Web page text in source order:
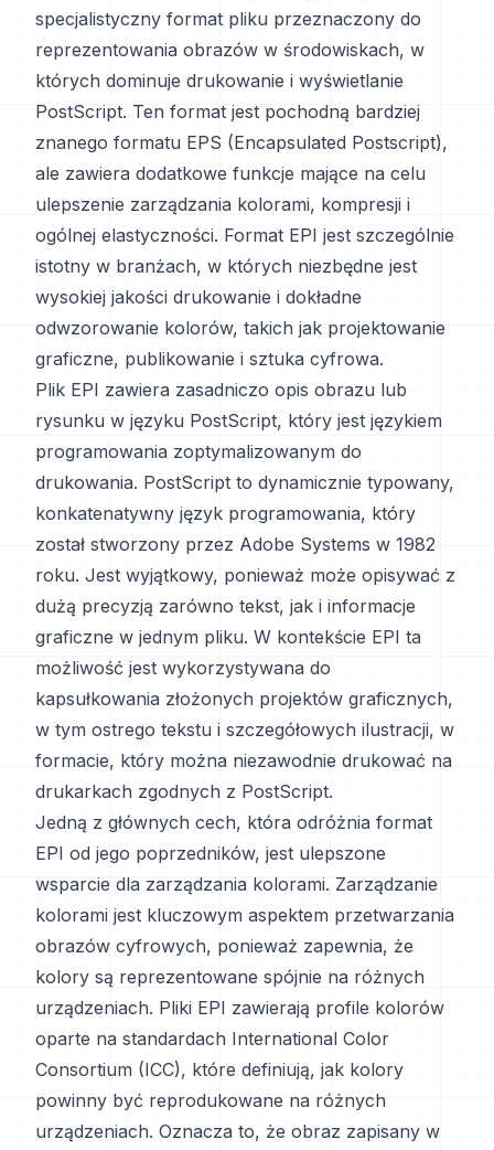
specjalistyczny format pliku przeznaczony do
reprezentowania obrazów w środowiskach, w
których dominuje drukowanie i wyświetlanie
PostScript. Ten format jest pochodną bardziej
znanego formatu EPS (Encapsulated Postscript),
ale zawiera dodatkowe funkcje mające na celu
ulepszenie zarządzania kolorami, kompresji i
ogólnej elastyczności. Format EPI jest szczególnie
istotny w branżach, w których niezbędne jest
wysokiej jakości drukowanie i dokładne
odwzorowanie kolorów, takich jak projektowanie
graficzne, publikowanie i sztuka cyfrowa.
Plik EPI zawiera zasadniczo opis obrazu lub
rysunku w języku PostScript, który jest językiem
programowania zoptymalizowanym do
drukowania. PostScript to dynamicznie typowany,
konkatenatywny język programowania, który
został stworzony przez Adobe Systems w 1982
roku. Jest wyjątkowy, ponieważ może opisywać z
dużą precyzją zarówno tekst, jak i informacje
graficzne w jednym pliku. W kontekście EPI ta
możliwość jest wykorzystywana do
kapsułkowania złożonych projektów graficznych,
w tym ostrego tekstu i szczegółowych ilustracji, w
formacie, który można niezawodnie drukować na
drukarkach zgodnych z PostScript.
Jedną z głównych cech, która odróżnia format
EPI od jego poprzedników, jest ulepszone
wsparcie dla zarządzania kolorami. Zarządzanie
kolorami jest kluczowym aspektem przetwarzania
obrazów cyfrowych, ponieważ zapewnia, że
kolory są reprezentowane spójnie na różnych
urządzeniach. Pliki EPI zawierają profile kolorów
oparte na standardach International Color
Consortium (ICC), które definiują, jak kolory
powinny być reprodukowane na różnych
urządzeniach. Oznacza to, że obraz zapisany w